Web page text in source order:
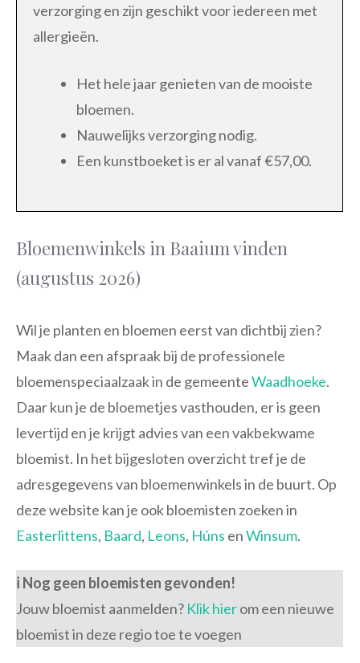
verzorging en zijn geschikt voor iedereen met
allergieën.
Het hele jaar genieten van de mooiste
bloemen.
Nauwelijks verzorging nodig.
Een kunstboeket is er al vanaf €57,00.
Bloemenwinkels in Baaium vinden
(augustus 2026)
Wil je planten en bloemen eerst van dichtbij zien?
Maak dan een afspraak bij de professionele
bloemenspeciaalzaak in de gemeenteWaadhoeke.
Daar kun je de bloemetjes vasthouden, er is geen
levertijd en je krijgt advies van een vakbekwame
bloemist. In het bijgesloten overzicht tref je de
adresgegevens van bloemenwinkels in de buurt. Op
deze website kan je ook bloemisten zoeken in
Easterlittens, Baard, Leons, Húns enWinsum.
ℹ️ Nog geen bloemisten gevonden!
Jouw bloemist aanmelden? Klik hierom een nieuwe
bloemist in deze regio toe te voegen